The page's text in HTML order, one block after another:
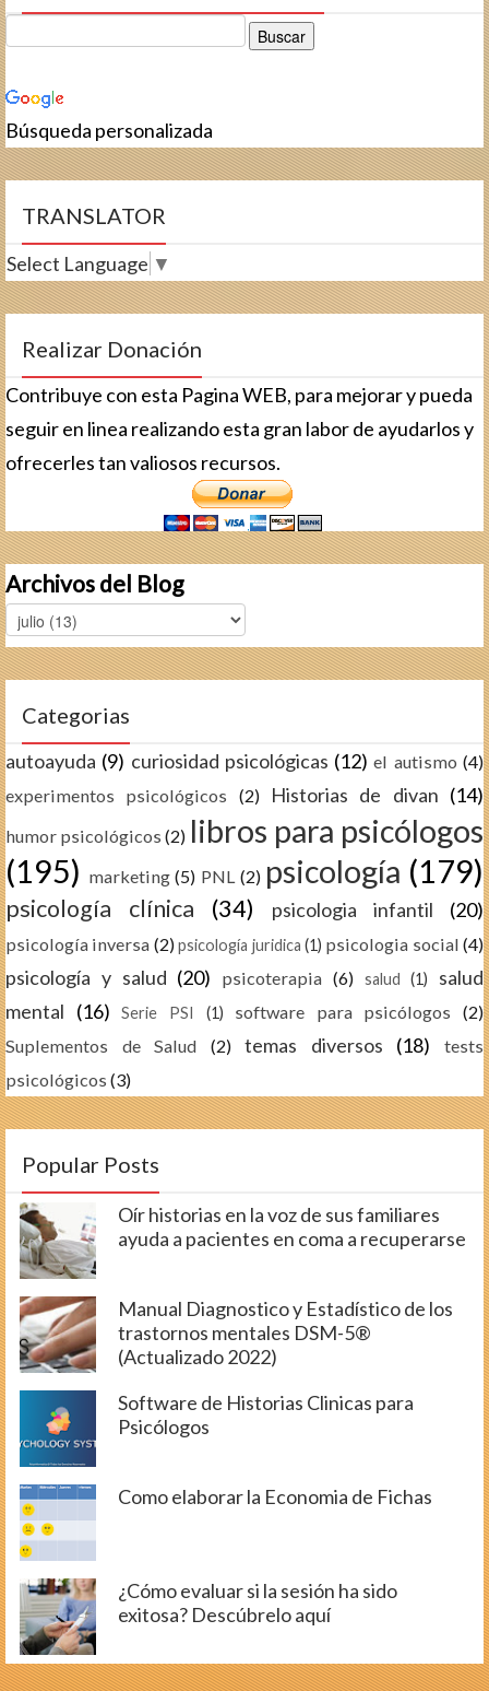
Búsqueda personalizada
TRANSLATOR
Select Language ▼
Realizar Donación
Contribuye con esta Pagina WEB, para mejorar y pueda
seguir en linea realizando esta gran labor de ayudarlos y
ofrecerles tan valiosos recursos.
Archivos del Blog
Categorias
autoayuda (9) curiosidad psicológicas (12) el autismo (4)
experimentos psicológicos
(2) Historias de divan (14)
humor psicológicos (2) libros para psicólogos
(195) marketing (5) PNL (2) psicología (179)
psicología clínica (34) psicologia infantil (20)
psicología inversa (2)psicología juridica (1) psicologia social (4)
psicología y salud (20) psicoterapia (6) salud (1)
salud
mental (16) Serie PSI (1) software para psicólogos
(2)
Suplementos de Salud
(2) temas diversos (18)
tests
psicológicos (3)
Popular Posts
Oír historias en la voz de sus familiares
ayuda a pacientes en coma a recuperarse
Manual Diagnostico y Estadístico de los
trastornos mentales DSM-5®
(Actualizado 2022)
Software de Historias Clinicas para
Psicólogos
Como elaborar la Economia de Fichas
¿Cómo evaluar si la sesión ha sido
exitosa? Descúbrelo aquí